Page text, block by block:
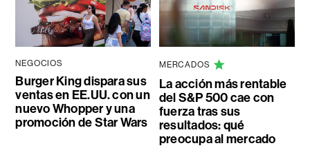
NEGOCIOS
Burger King dispara sus
ventas en EE.UU. con un
nuevo Whopper y una
promoción de Star Wars
MERCADOS
La acción más rentable
del S&P 500 cae con
fuerza tras sus
resultados: qué
preocupa al mercado